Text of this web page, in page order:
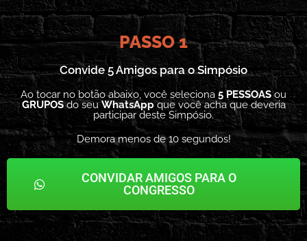
PASSO 1
Convide 5 Amigos para o Simpósio
Ao tocar no botão abaixo, você seleciona 5 PESSOASou
GRUPOSdo seuWhatsAppque você acha que deveria
participar deste Simpósio.
Demora menos de 10 segundos!
CONVIDAR AMIGOS PARA O
CONGRESSO